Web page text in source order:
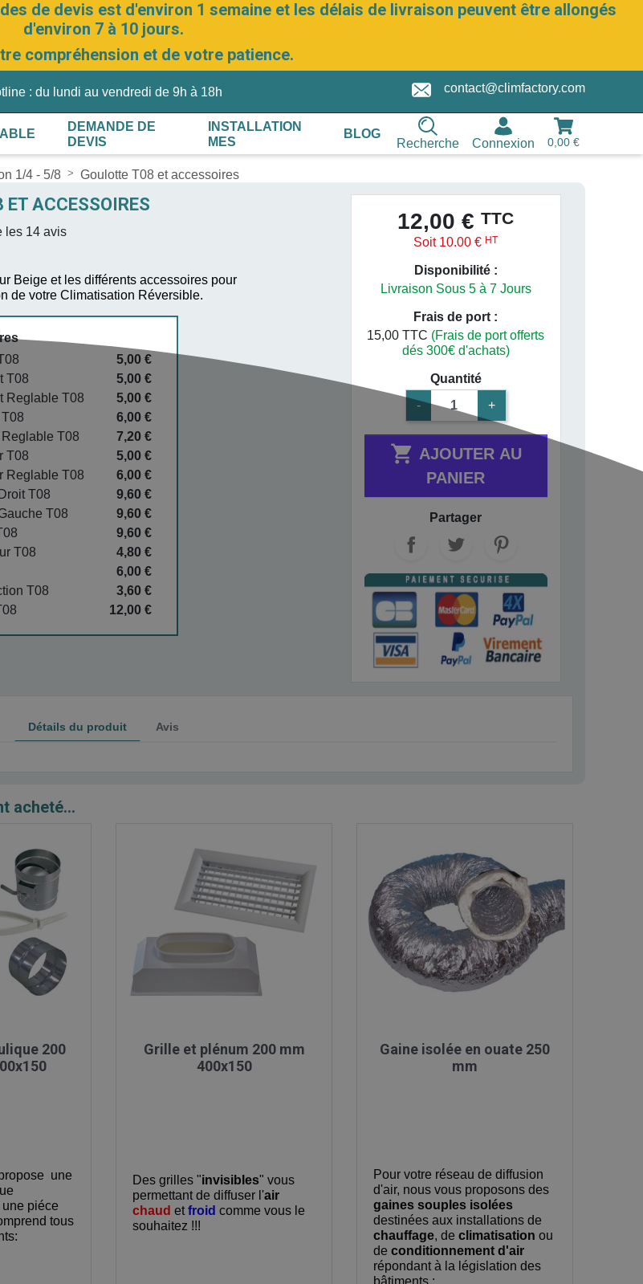
de devis est d'environ 1 semaine et les délais de livraison peuvent être allongés
d'environ 7 à 10 jours.
compréhension et de votre patience.
: du lundi au vendredi de 9h à 18h contact@climfactory.com
DEMANDE DE
DEVIS
INSTALLATION
MES
BLOG
Recherche Connexion 0,00 €
1/4 - 5/8 Goulotte T08 et accessoires
ET ACCESSOIRES
les 14 avis
Beige et les différents accessoires pour
de votre Climatisation Réversible.
5,00 €
T08
5,00 €
Reglable T08
5,00 €
6,00 €
T08
7,20 €
T08
5,00 €
Reglable T08
6,00 €
T08
9,60 €
T08
9,60 €
9,60 €
T08
4,80 €
6,00 €
T08
3,60 €
12,00 €
12,00 €TTC
Soit 10.00 € HT
Disponibilité :
Livraison Sous 5 à 7 Jours
Frais de port :
15,00 TTC (Frais de port offerts
dés 300€ d'achats)
Quantité
-
+

PANIER
Partager
Détails du produit Avis
acheté...
200
une
piéce
tous
Grille et plénum 200 mm
400x150
Des grilles "invisibles" vous
permettant de diffuser l'air
chaud etfroid comme vous le
souhaitez !!!
Gaine isolée en ouate 250
mm
Pour votre réseau de diffusion
d'air, nous vous proposons des
gaines souples isolées
destinées aux installations de
chauffage, de climatisation ou
de conditionnement d'air
répondant à la législation des
bâtiments :